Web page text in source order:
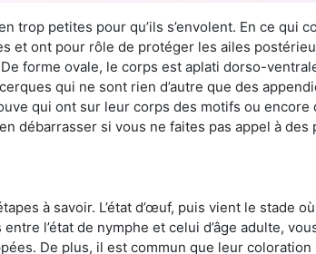
trop petites pour qu’ils s’envolent. En ce qui
et ont pour rôle de protéger les ailes
forme ovale, le corps est aplati dorso-
qui ne sont rien d’autre que des
qui ont sur leur corps des motifs ou encore
débarrasser si vous ne faites pas appel à des
à savoir. L’état d’œuf, puis vient le stade
l’état de nymphe et celui d’âge adulte,
De plus, il est commun que leur coloration